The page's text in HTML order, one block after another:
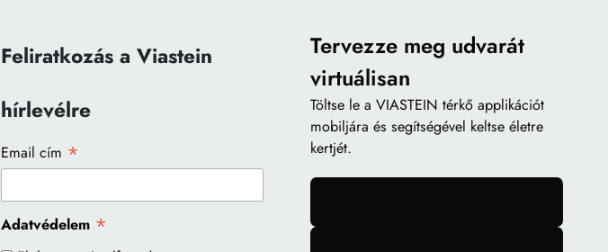
Feliratkozás a Viastein
hírlevélre
Email cím *
Adatvédelem *
Tervezze meg udvarát
virtuálisan
Töltse le a VIASTEIN térkő applikációt
mobiljára és segítségével keltse életre
kertjét.